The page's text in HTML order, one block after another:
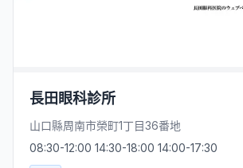
長田眼科診所
山口縣周南市榮町1丁目36番地
08:30-12:00 14:30-18:00 14:00-17:30